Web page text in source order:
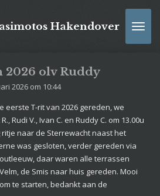
Hakendover
2026 olv Ruddy
2026 om 10:44
eerste T-rit van 2026 gereden, we
Rudi V., Ivan C. en Ruddy C. om 13.00u
naar de Sterrewacht naast het
was gesloten, verder gereden via
daar waren alle terrassen
de Smis naar huis gereden. Mooi
te starten, bedankt aan de